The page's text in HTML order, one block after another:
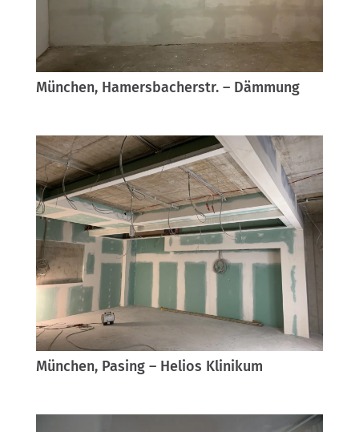
München, Hamersbacherstr. – Dämmung
München, Pasing – Helios Klinikum